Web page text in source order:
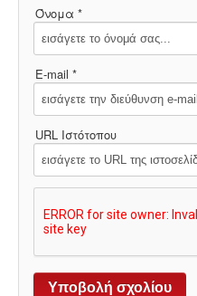
Όνομα *
E-mail *
URL Ιστότοπου